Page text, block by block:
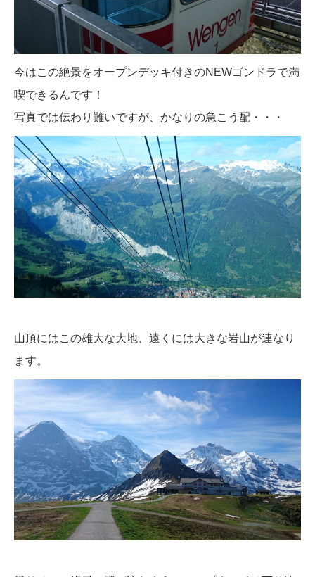
今はこの絶景をオープンデッキ付きのNEWゴンドラで満
喫できるんです！
写真では伝わり難いですが、かなりの急こう配・・・
山頂にはこの雄大な大地、遠くには大きな岩山が連なり
ます。